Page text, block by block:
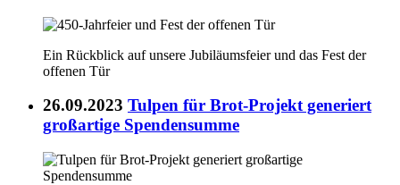
Ein Rückblick auf unsere Jubiläumsfeier und das Fest der
offenen Tür
26.09.2023 Tulpen für Brot-Projekt generiert
großartige Spendensumme